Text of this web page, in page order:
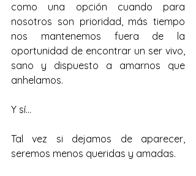
como una opción cuando para
nosotros son prioridad, más tiempo
nos mantenemos fuera de la
oportunidad de encontrar un ser vivo,
sano y dispuesto a amarnos que
anhelamos.
Y sí…
Tal vez si dejamos de aparecer,
seremos menos queridas y amadas.